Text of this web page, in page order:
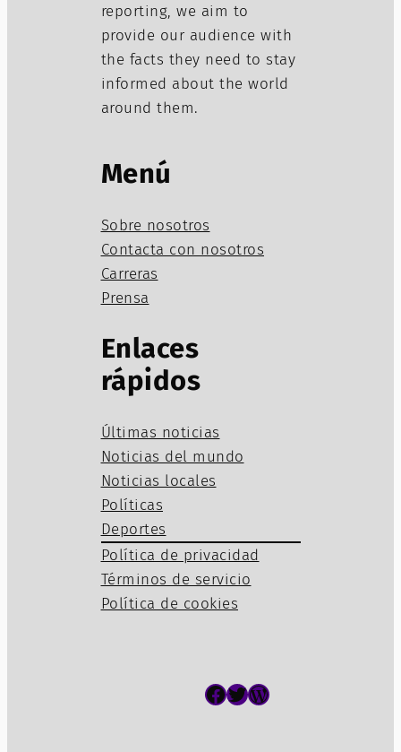
reporting, we aim to
provide our audience with
the facts they need to stay
informed about the world
around them.
Menú
Sobre nosotros
Contacta con nosotros
Carreras
Prensa
Enlaces
rápidos
Últimas noticias
Noticias del mundo
Noticias locales
Políticas
Deportes
Política de privacidad
Términos de servicio
Política de cookies
Facebook Twitter WordPress